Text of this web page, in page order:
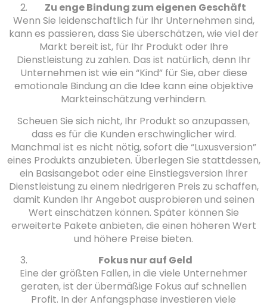
Zu enge Bindung zum eigenen Geschäft
Wenn Sie leidenschaftlich für Ihr Unternehmen sind,
kann es passieren, dass Sie überschätzen, wie viel der
Markt bereit ist, für Ihr Produkt oder Ihre
Dienstleistung zu zahlen. Das ist natürlich, denn Ihr
Unternehmen ist wie ein “Kind” für Sie, aber diese
emotionale Bindung an die Idee kann eine objektive
Markteinschätzung verhindern.
Scheuen Sie sich nicht, Ihr Produkt so anzupassen,
dass es für die Kunden erschwinglicher wird.
Manchmal ist es nicht nötig, sofort die “Luxusversion”
eines Produkts anzubieten. Überlegen Sie stattdessen,
ein Basisangebot oder eine Einstiegsversion Ihrer
Dienstleistung zu einem niedrigeren Preis zu schaffen,
damit Kunden Ihr Angebot ausprobieren und seinen
Wert einschätzen können. Später können Sie
erweiterte Pakete anbieten, die einen höheren Wert
und höhere Preise bieten.
Fokus nur auf Geld
Eine der größten Fallen, in die viele Unternehmer
geraten, ist der übermäßige Fokus auf schnellen
Profit. In der Anfangsphase investieren viele